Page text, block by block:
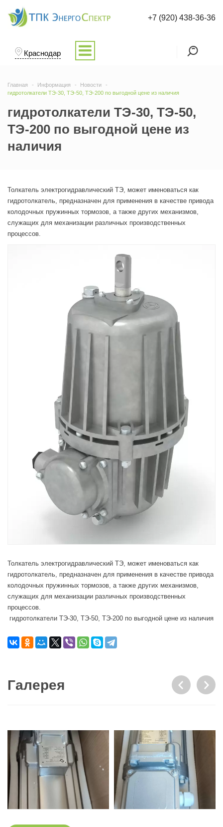
Краснодар
+7 (920) 438-36-36
Главная Информация
Новости
гидротолкатели ТЭ-30, ТЭ-50, ТЭ-200 по выгодной цене из наличия
гидротолкатели ТЭ-30, ТЭ-50,
ТЭ-200 по выгодной цене из
наличия
Толкатель электрогидравлический ТЭ, может именоваться как
гидротолкатель, предназначен для применения в качестве привода
колодочных пружинных тормозов, а также других механизмов,
служащих для механизации различных производственных
процессов.
Толкатель электрогидравлический ТЭ, может именоваться как
гидротолкатель, предназначен для применения в качестве привода
колодочных пружинных тормозов, а также других механизмов,
служащих для механизации различных производственных
процессов.
гидротолкатели ТЭ-30, ТЭ-50, ТЭ-200 по выгодной цене из наличия
Галерея